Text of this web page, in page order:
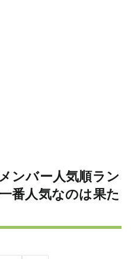
ンバー人気順ラン
番人気なのは果た